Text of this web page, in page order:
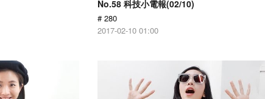
No.58 科技小電報(02/10)
# 280
2017-02-10 01:00